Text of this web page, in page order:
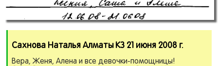
Сахнова Наталья Алматы КЗ 21 июня 2008 г.
Вера, Женя, Алена и все девочки-помощницы!